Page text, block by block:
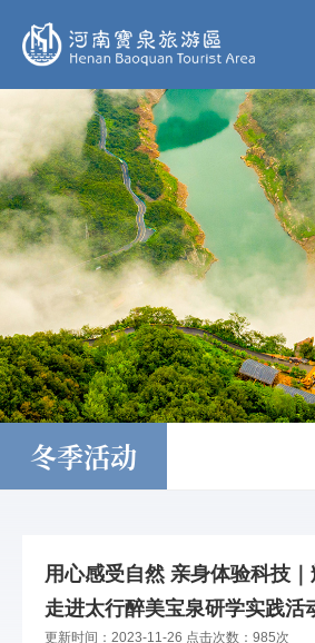
冬季活动
用心感受自然 亲身体验科技
走进太行醉美宝泉研学实践活
更新时间： 2023-11-26 点击次数： 985次